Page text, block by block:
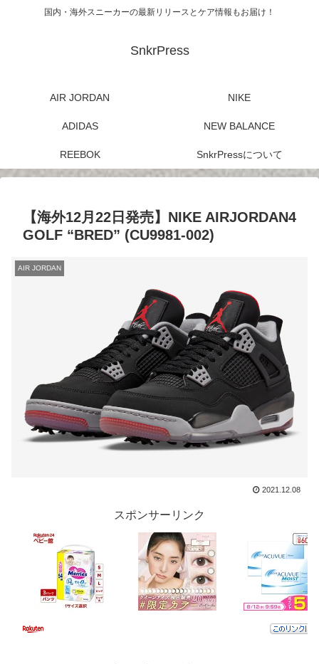
国内・海外スニーカーの最新リリースとケア情報もお届け！
SnkrPress
AIR JORDAN NIKE
ADIDAS NEW BALANCE
REEBOK SnkrPressについて
【海外12月22日発売】NIKE AIRJORDAN4
GOLF “BRED” (CU9981-002)
AIR JORDAN
2021.12.08
スポンサーリンク